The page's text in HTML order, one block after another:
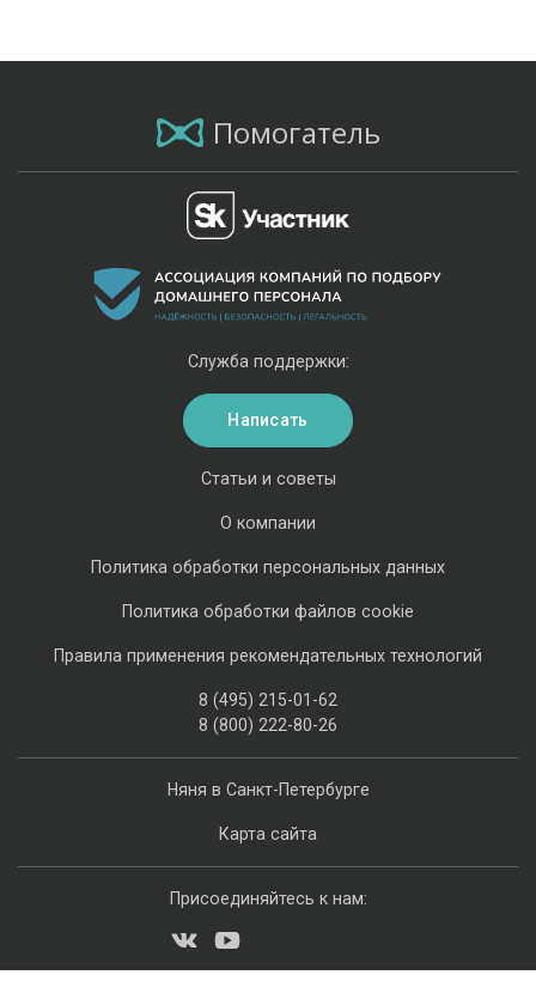
Помогатель
Няня в Санкт-Петербурге
Карта сайта
Статьи и советы
О компании
Политика обработки персональных данных
Политика обработки файлов cookie
Правила применения рекомендательных технологий
8 (495) 215-01-62
8 (800) 222-80-26
Служба поддержки:
Написать
Присоединяйтесь к нам: